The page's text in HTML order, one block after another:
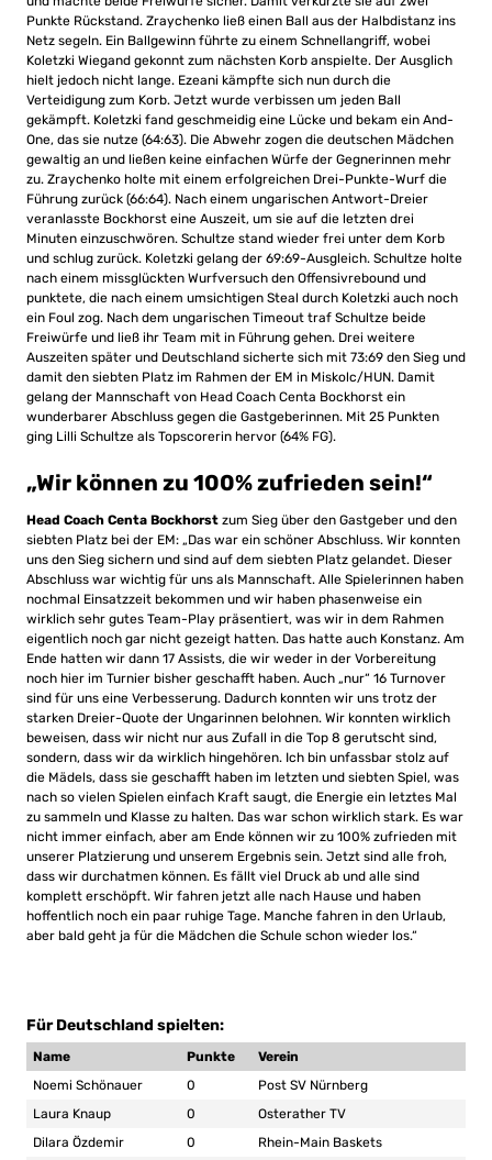
Punkte Rückstand. Zraychenko ließ einen Ball aus der Halbdistanz ins
Netz segeln. Ein Ballgewinn führte zu einem Schnellangriff, wobei
Koletzki Wiegand gekonnt zum nächsten Korb anspielte. Der Ausglich
hielt jedoch nicht lange. Ezeani kämpfte sich nun durch die
Verteidigung zum Korb. Jetzt wurde verbissen um jeden Ball
gekämpft. Koletzki fand geschmeidig eine Lücke und bekam ein And-
One, das sie nutze (64:63). Die Abwehr zogen die deutschen Mädchen
gewaltig an und ließen keine einfachen Würfe der Gegnerinnen mehr
zu. Zraychenko holte mit einem erfolgreichen Drei-Punkte-Wurf die
Führung zurück (66:64). Nach einem ungarischen Antwort-Dreier
veranlasste Bockhorst eine Auszeit, um sie auf die letzten drei
Minuten einzuschwören. Schultze stand wieder frei unter dem Korb
und schlug zurück. Koletzki gelang der 69:69-Ausgleich. Schultze holte
nach einem missglückten Wurfversuch den Offensivrebound und
punktete, die nach einem umsichtigen Steal durch Koletzki auch noch
ein Foul zog. Nach dem ungarischen Timeout traf Schultze beide
Freiwürfe und ließ ihr Team mit in Führung gehen. Drei weitere
Auszeiten später und Deutschland sicherte sich mit 73:69 den Sieg und
damit den siebten Platz im Rahmen der EM in Miskolc/HUN. Damit
gelang der Mannschaft von Head Coach Centa Bockhorst ein
wunderbarer Abschluss gegen die Gastgeberinnen. Mit 25 Punkten
ging Lilli Schultze als Topscorerin hervor (64% FG).
„Wir können zu 100% zufrieden sein!“
Head Coach Centa Bockhorst zum Sieg über den Gastgeber und den
siebten Platz bei der EM: „Das war ein schöner Abschluss. Wir konnten
uns den Sieg sichern und sind auf dem siebten Platz gelandet. Dieser
Abschluss war wichtig für uns als Mannschaft. Alle Spielerinnen haben
nochmal Einsatzzeit bekommen und wir haben phasenweise ein
wirklich sehr gutes Team-Play präsentiert, was wir in dem Rahmen
eigentlich noch gar nicht gezeigt hatten. Das hatte auch Konstanz. Am
Ende hatten wir dann 17 Assists, die wir weder in der Vorbereitung
noch hier im Turnier bisher geschafft haben. Auch „nur“ 16 Turnover
sind für uns eine Verbesserung. Dadurch konnten wir uns trotz der
starken Dreier-Quote der Ungarinnen belohnen. Wir konnten wirklich
beweisen, dass wir nicht nur aus Zufall in die Top 8 gerutscht sind,
sondern, dass wir da wirklich hingehören. Ich bin unfassbar stolz auf
die Mädels, dass sie geschafft haben im letzten und siebten Spiel, was
nach so vielen Spielen einfach Kraft saugt, die Energie ein letztes Mal
zu sammeln und Klasse zu halten. Das war schon wirklich stark. Es war
nicht immer einfach, aber am Ende können wir zu 100% zufrieden mit
unserer Platzierung und unserem Ergebnis sein. Jetzt sind alle froh,
dass wir durchatmen können. Es fällt viel Druck ab und alle sind
komplett erschöpft. Wir fahren jetzt alle nach Hause und haben
hoffentlich noch ein paar ruhige Tage. Manche fahren in den Urlaub,
aber bald geht ja für die Mädchen die Schule schon wieder los.“
Für Deutschland spielten:
Name Punkte
Verein
Noemi Schönauer
0
Post SV Nürnberg
Laura Knaup
0
Osterather TV
Dilara Özdemir
0
Rhein-Main Baskets